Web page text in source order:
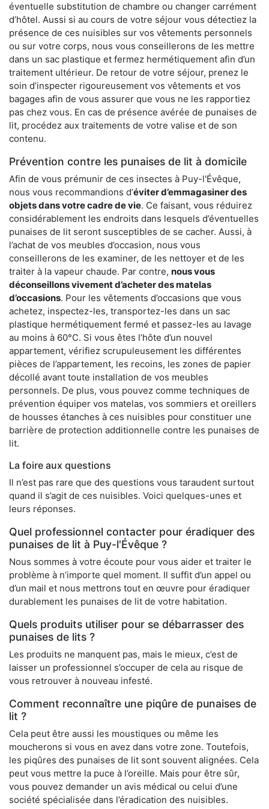
éventuelle substitution de chambre ou changer carrément
d’hôtel. Aussi si au cours de votre séjour vous détectiez la
présence de ces nuisibles sur vos vêtements personnels
ou sur votre corps, nous vous conseillerons de les mettre
dans un sac plastique et fermez hermétiquement afin d’un
traitement ultérieur. De retour de votre séjour, prenez le
soin d’inspecter rigoureusement vos vêtements et vos
bagages afin de vous assurer que vous ne les rapportiez
pas chez vous. En cas de présence avérée de punaises de
lit, procédez aux traitements de votre valise et de son
contenu.
Prévention contre les punaises de lit à domicile
Afin de vous prémunir de ces insectes à Puy-l'Évêque,
nous vous recommandions d’éviter d’emmagasiner des
objets dans votre cadre de vie. Ce faisant, vous réduirez
considérablement les endroits dans lesquels d’éventuelles
punaises de lit seront susceptibles de se cacher. Aussi, à
l’achat de vos meubles d’occasion, nous vous
conseillerons de les examiner, de les nettoyer et de les
traiter à la vapeur chaude. Par contre, nous vous
déconseillons vivement d’acheter des matelas
d’occasions. Pour les vêtements d’occasions que vous
achetez, inspectez-les, transportez-les dans un sac
plastique hermétiquement fermé et passez-les au lavage
au moins à 60°C. Si vous êtes l’hôte d’un nouvel
appartement, vérifiez scrupuleusement les différentes
pièces de l’appartement, les recoins, les zones de papier
décollé avant toute installation de vos meubles
personnels. De plus, vous pouvez comme techniques de
prévention équiper vos matelas, vos sommiers et oreillers
de housses étanches à ces nuisibles pour constituer une
barrière de protection additionnelle contre les punaises de
lit.
La foire aux questions
Il n’est pas rare que des questions vous taraudent surtout
quand il s’agit de ces nuisibles. Voici quelques-unes et
leurs réponses.
Quel professionnel contacter pour éradiquer des
punaises de lit à Puy-l'Évêque ?
Nous sommes à votre écoute pour vous aider et traiter le
problème à n’importe quel moment. Il suffit d’un appel ou
d’un mail et nous mettrons tout en œuvre pour éradiquer
durablement les punaises de lit de votre habitation.
Quels produits utiliser pour se débarrasser des
punaises de lits ?
Les produits ne manquent pas, mais le mieux, c’est de
laisser un professionnel s’occuper de cela au risque de
vous retrouver à nouveau infesté.
Comment reconnaître une piqûre de punaises de
lit ?
Cela peut être aussi les moustiques ou même les
moucherons si vous en avez dans votre zone. Toutefois,
les piqûres des punaises de lit sont souvent alignées. Cela
peut vous mettre la puce à l’oreille. Mais pour être sûr,
vous pouvez demander un avis médical ou celui d’une
société spécialisée dans l’éradication des nuisibles.